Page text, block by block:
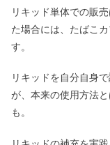
リキッド単体での販
た場合には、たばこ
す。
リキッドを自分自身
が、本来の使用方法
も。